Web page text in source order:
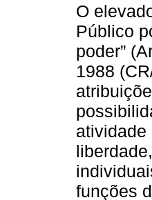
O
Público
poder”
1988
atividade
funções